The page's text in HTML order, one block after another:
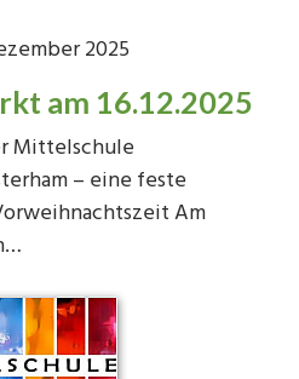
2025
am 16.12.2025
Mittelschule
– eine feste
Am